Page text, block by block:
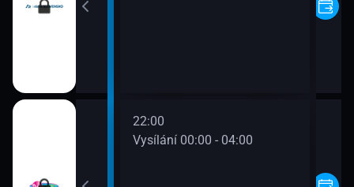
22:00
Vysílání 00:00 - 04:00